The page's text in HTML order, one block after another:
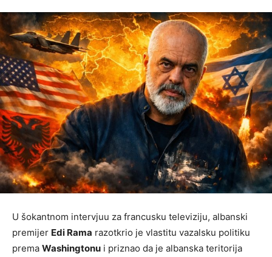
U šokantnom intervjuu za francusku televiziju, albanski
premijer Edi Rama razotkrio je vlastitu vazalsku politiku
prema Washingtonu i priznao da je albanska teritorija